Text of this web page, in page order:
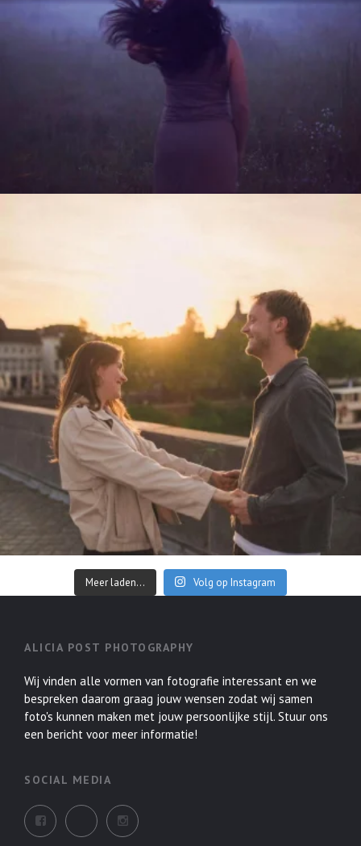
Meer laden... Volg op Instagram
ALICIA POST PHOTOGRAPHY
Wij vinden alle vormen van fotografie interessant en we
bespreken daarom graag jouw wensen zodat wij samen
foto's kunnen maken met jouw persoonlijke stijl. Stuur ons
een bericht voor meer informatie!
SOCIAL MEDIA